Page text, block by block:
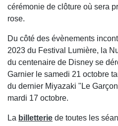
cérémonie de clôture où sera
rose.
Du côté des évènements
2023 du Festival Lumière, la
du centenaire de Disney se
Garnier le samedi 21 octobre
du dernier Miyazaki "Le
mardi 17 octobre.
La billetterie de toutes les